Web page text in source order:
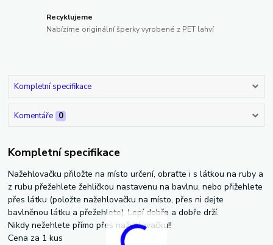
Recyklujeme
Nabízíme originální šperky vyrobené z PET lahví
Kompletní specifikace
Komentáře 0
Kompletní specifikace
Nažehlovačku přiložte na místo určení, obraťte i s látkou na ruby a
z rubu přežehlete žehličkou nastavenu na bavlnu, nebo přižehlete
přes látku (položte nažehlovačku na místo, přes ni dejte
bavlněnou látku a přežehlete). Lepí dobře a dobře drží.
Nikdy nežehlete přímo přes nažehlovačku!!
Cena za 1 kus